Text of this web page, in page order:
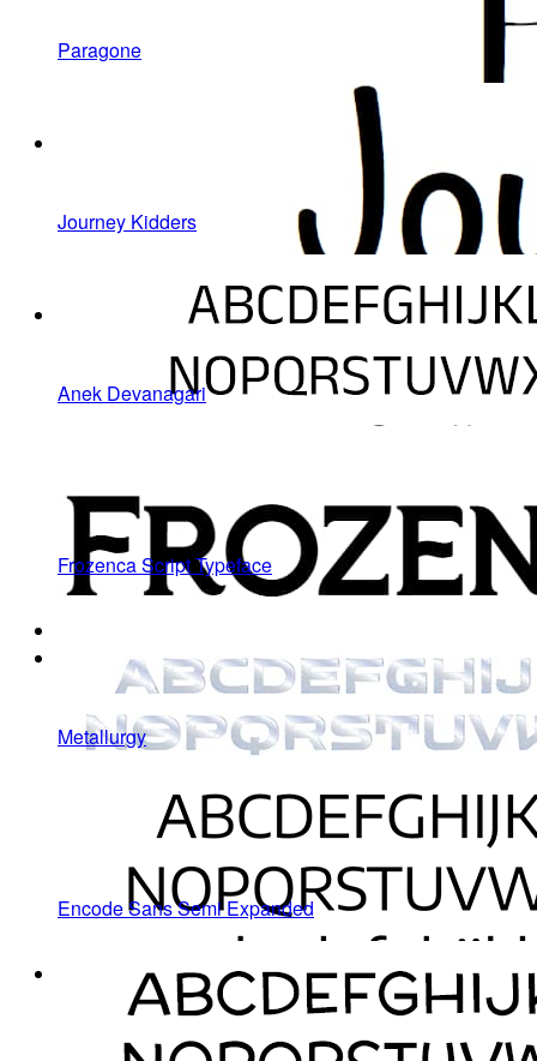
Paragone
Journey Kidders
Anek Devanagari
Frozenca Script Typeface
Metallurgy
Encode Sans Semi Expanded